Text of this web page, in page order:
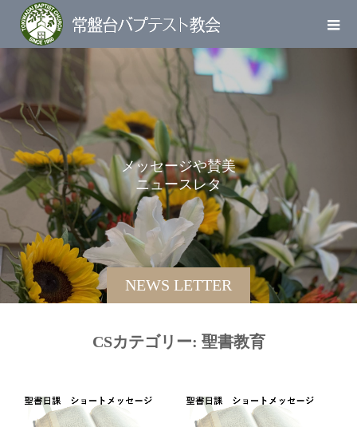
NEWS LETTER
メッセージや賛美
ニュースレターをお
CSカテゴリー: 聖書教育